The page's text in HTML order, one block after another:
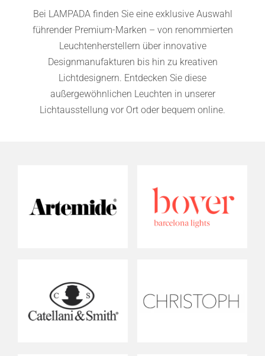
Bei LAMPADA finden Sie eine exklusive Auswahl
führender Premium-Marken – von renommierten
Leuchtenherstellern über innovative
Designmanufakturen bis hin zu kreativen
Lichtdesignern. Entdecken Sie diese
außergewöhnlichen Leuchten in unserer
Lichtausstellung vor Ort oder bequem online.